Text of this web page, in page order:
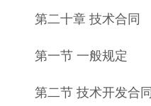
第二十章 技术合同
第一节 一般规定
第二节 技术开发合同